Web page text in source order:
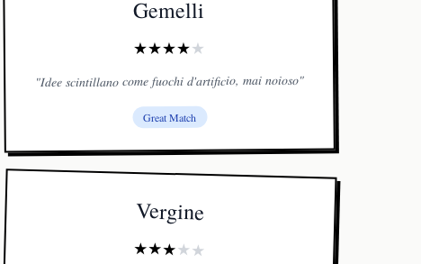
Gemelli
★★★★★
"Idee scintillano come fuochi d'artificio, mai noioso"
Great Match
Vergine
★★★★★